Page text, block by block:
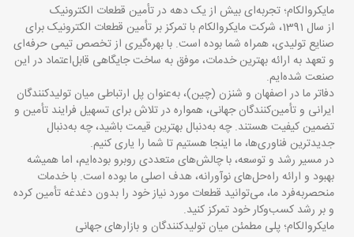
مایکروالکام؛ تجربه‌ای بیش از یک دهه در تأمین قطعات الکترونیک
از سال 1391، شرکت مایکروالکام با تمرکز بر تأمین قطعات الکترونیک برای
صنایع تولیدی، همراه شما بوده است. با بهره‌گیری از تخصص تیمی حرفه‌ای
و تعهد به ارائه بهترین خدمات، موفق به ساخت جایگاهی قابل‌اعتماد در این
صنعت شده‌ایم.
دفاتر ما در اصفهان و شنزن (چین)، به‌عنوان پل ارتباطی میان تولیدکنندگان
ایرانی و تأمین‌کنندگان جهانی، همواره در تلاش برای تسهیل فرایند تأمین و
تضمین کیفیت هستند. چه به‌دنبال بهترین قیمت باشید، چه به‌دنبال
جدیدترین فناوری‌ها، ما اینجا هستیم تا شما را یاری کنیم.
در مسیر رشد و توسعه، با چالش‌های متعددی روبرو بوده‌ایم، اما همیشه
بهبود و ارائه راه‌حل‌های نوآورانه، هدف اصلی ما بوده است. با خدمات
منحصربه‌فرد ما، می‌توانید قطعات مورد نیاز خود را بدون دغدغه تأمین کرده
و بر رشد کسب‌وکار خود تمرکز کنید.
مایکروالکام؛ پلی مطمئن میان تولیدکنندگان و بازارهای جهانی